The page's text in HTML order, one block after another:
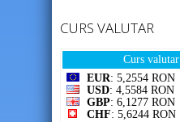
CURS VALUTAR
Curs
EUR: 5,2554 RON
USD: 4,5584 RON
GBP: 6,1277 RON
CHF: 5,6244 RON